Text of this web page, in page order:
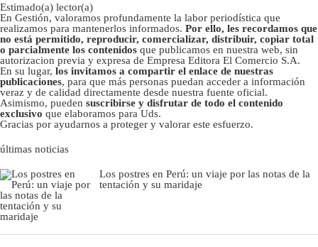
Estimado(a) lector(a)
En Gestión, valoramos profundamente la labor periodística que
realizamos para mantenerlos informados. Por ello, les recordamos que
no está permitido, reproducir, comercializar, distribuir, copiar total
o parcialmente los contenidos que publicamos en nuestra web, sin
autorizacion previa y expresa de Empresa Editora El Comercio S.A.
En su lugar, los invitamos a compartir el enlace de nuestras
publicaciones, para que más personas puedan acceder a información
veraz y de calidad directamente desde nuestra fuente oficial.
Asimismo, pueden suscribirse y disfrutar de todo el contenido
exclusivo que elaboramos para Uds.
Gracias por ayudarnos a proteger y valorar este esfuerzo.
últimas noticias
Los postres en Perú: un viaje por las notas de la
tentación y su maridaje